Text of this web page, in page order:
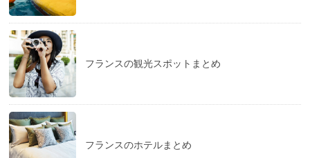
フランスの観光スポットまとめ
フランスのホテルまとめ